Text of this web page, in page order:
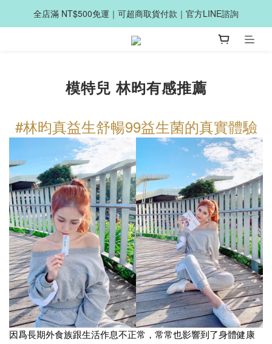
全店滿 NT$500免運｜可超商取貨付款｜官方LINE諮詢
模特兒 林昀有感推薦
#林昀真益生舒暢99益生菌的真實體驗
因爲長期外食族跟生活作息不正常，常常也影響到了身體健康